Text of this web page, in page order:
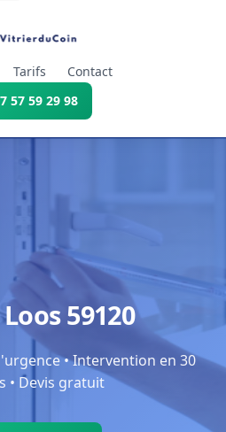
Tarifs
Contact
57 59 29 98
59120
• Intervention en 30
• Devis gratuit